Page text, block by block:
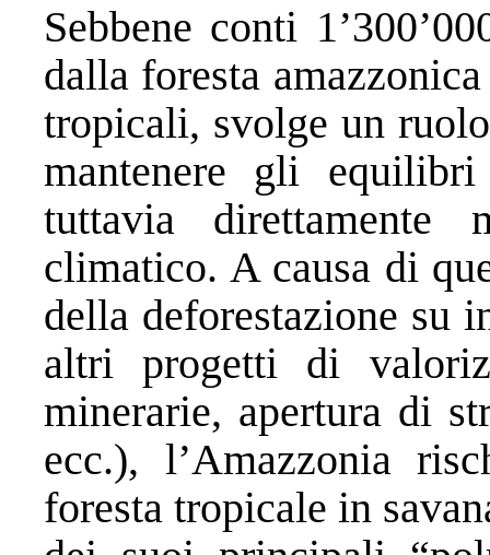
Sebbene conti
dalla foresta
tropicali, svolge un
mantenere gli
tuttavia direttamente
climatico. A causa di
della deforestazione su
altri progetti di
minerarie, apertura di
ecc.), l’Amazzonia
foresta tropicale in